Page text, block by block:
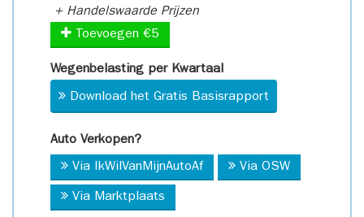
+ Handelswaarde Prijzen
Toevoegen €5
Wegenbelasting per Kwartaal
Download het Gratis Basisrapport
Auto Verkopen?
Via IkWilVanMijnAutoAf Via OSW
Via Marktplaats